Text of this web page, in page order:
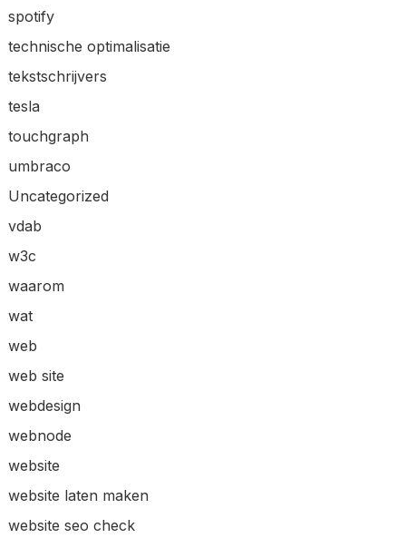
spotify
technische optimalisatie
tekstschrijvers
tesla
touchgraph
umbraco
Uncategorized
vdab
w3c
waarom
wat
web
web site
webdesign
webnode
website
website laten maken
website seo check